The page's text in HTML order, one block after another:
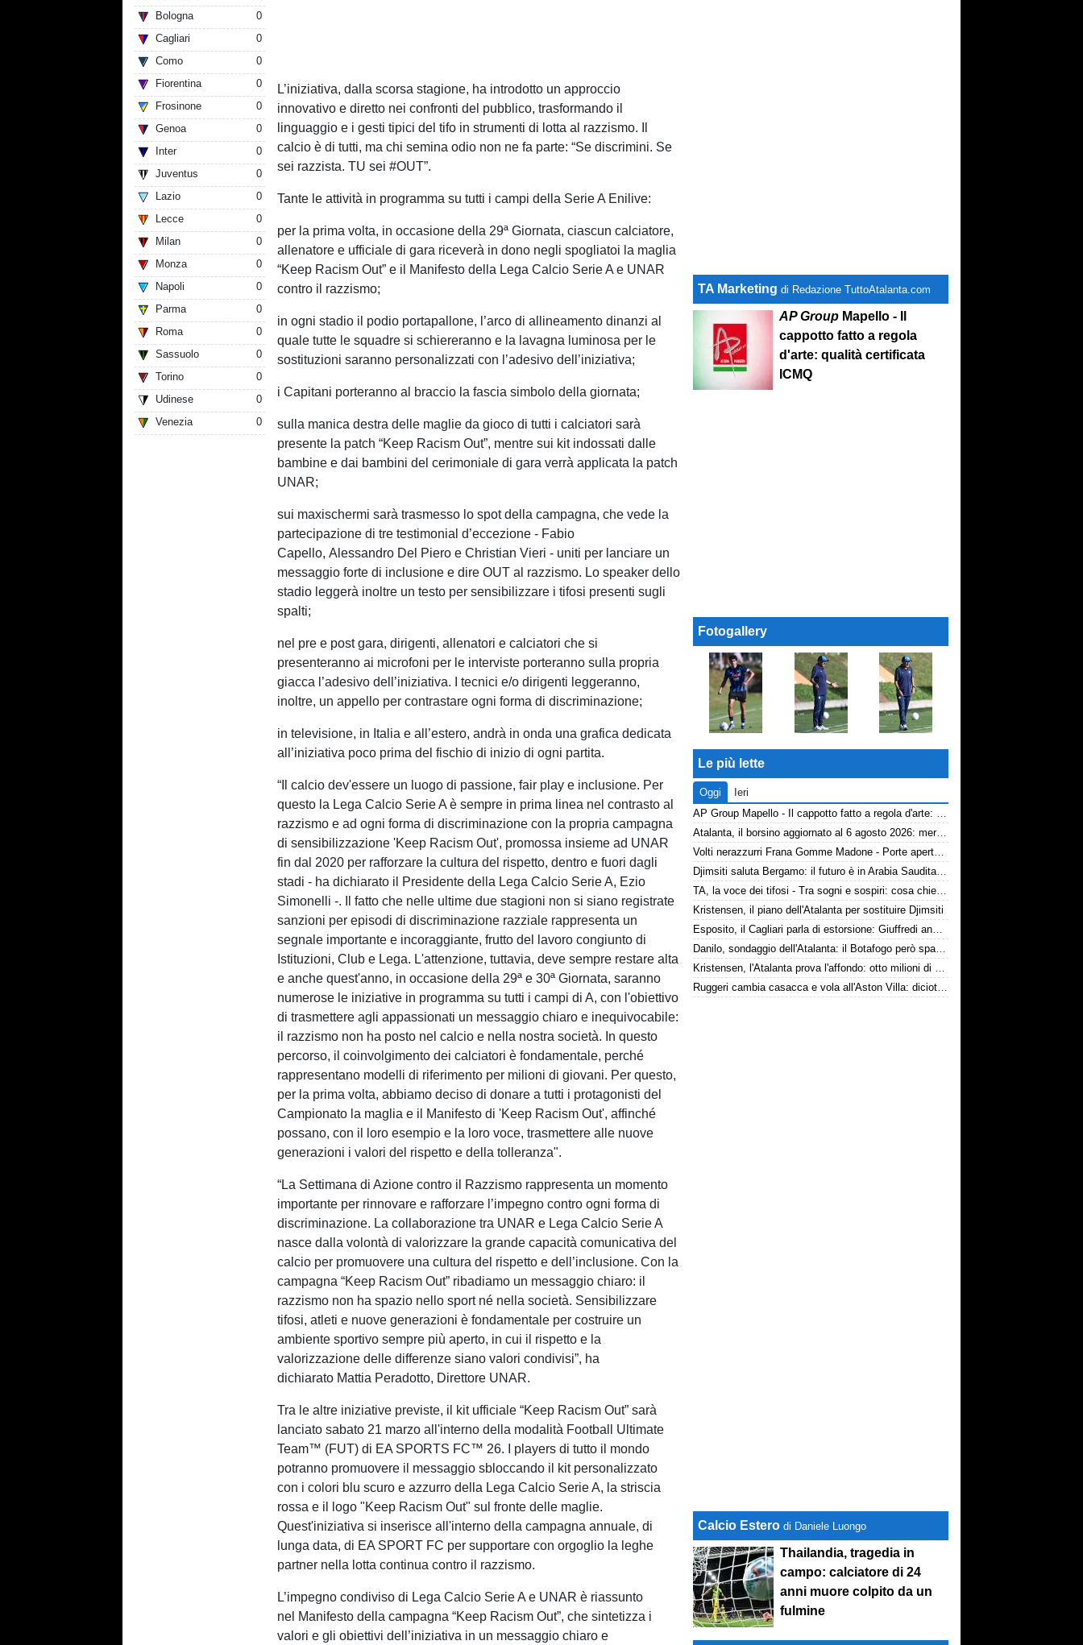
Bologna
0
Cagliari
0
Como
0
Fiorentina
0
Frosinone
0
Genoa
0
Inter
0
Juventus
0
Lazio
0
Lecce
0
Milan
0
Monza
0
Napoli
0
Parma
0
Roma
0
Sassuolo
0
Torino
0
Udinese
0
Venezia
0
L’iniziativa, dalla scorsa stagione, ha introdotto un approccio
innovativo e diretto nei confronti del pubblico, trasformando il
linguaggio e i gesti tipici del tifo in strumenti di lotta al razzismo. Il
calcio è di tutti, ma chi semina odio non ne fa parte: “Se discrimini. Se
sei razzista. TU sei #OUT”.
Tante le attività in programma su tutti i campi della Serie A Enilive:
per la prima volta, in occasione della 29ª Giornata, ciascun calciatore,
allenatore e ufficiale di gara riceverà in dono negli spogliatoi la maglia
“Keep Racism Out” e il Manifesto della Lega Calcio Serie A e UNAR
contro il razzismo;
in ogni stadio il podio portapallone, l’arco di allineamento dinanzi al
quale tutte le squadre si schiereranno e la lavagna luminosa per le
sostituzioni saranno personalizzati con l’adesivo dell’iniziativa;
i Capitani porteranno al braccio la fascia simbolo della giornata;
sulla manica destra delle maglie da gioco di tutti i calciatori sarà
presente la patch “Keep Racism Out”, mentre sui kit indossati dalle
bambine e dai bambini del cerimoniale di gara verrà applicata la patch
UNAR;
sui maxischermi sarà trasmesso lo spot della campagna, che vede la
partecipazione di tre testimonial d’eccezione - Fabio
Capello, Alessandro Del Piero e Christian Vieri - uniti per lanciare un
messaggio forte di inclusione e dire OUT al razzismo. Lo speaker dello
stadio leggerà inoltre un testo per sensibilizzare i tifosi presenti sugli
spalti;
nel pre e post gara, dirigenti, allenatori e calciatori che si
presenteranno ai microfoni per le interviste porteranno sulla propria
giacca l’adesivo dell’iniziativa. I tecnici e/o dirigenti leggeranno,
inoltre, un appello per contrastare ogni forma di discriminazione;
in televisione, in Italia e all’estero, andrà in onda una grafica dedicata
all’iniziativa poco prima del fischio di inizio di ogni partita.
“Il calcio dev'essere un luogo di passione, fair play e inclusione. Per
questo la Lega Calcio Serie A è sempre in prima linea nel contrasto al
razzismo e ad ogni forma di discriminazione con la propria campagna
di sensibilizzazione 'Keep Racism Out', promossa insieme ad UNAR
fin dal 2020 per rafforzare la cultura del rispetto, dentro e fuori dagli
stadi - ha dichiarato il Presidente della Lega Calcio Serie A, Ezio
Simonelli -. Il fatto che nelle ultime due stagioni non si siano registrate
sanzioni per episodi di discriminazione razziale rappresenta un
segnale importante e incoraggiante, frutto del lavoro congiunto di
Istituzioni, Club e Lega. L'attenzione, tuttavia, deve sempre restare alta
e anche quest'anno, in occasione della 29ª e 30ª Giornata, saranno
numerose le iniziative in programma su tutti i campi di A, con l'obiettivo
di trasmettere agli appassionati un messaggio chiaro e inequivocabile:
il razzismo non ha posto nel calcio e nella nostra società. In questo
percorso, il coinvolgimento dei calciatori è fondamentale, perché
rappresentano modelli di riferimento per milioni di giovani. Per questo,
per la prima volta, abbiamo deciso di donare a tutti i protagonisti del
Campionato la maglia e il Manifesto di 'Keep Racism Out', affinché
possano, con il loro esempio e la loro voce, trasmettere alle nuove
generazioni i valori del rispetto e della tolleranza".
“La Settimana di Azione contro il Razzismo rappresenta un momento
importante per rinnovare e rafforzare l’impegno contro ogni forma di
discriminazione. La collaborazione tra UNAR e Lega Calcio Serie A
nasce dalla volontà di valorizzare la grande capacità comunicativa del
calcio per promuovere una cultura del rispetto e dell’inclusione. Con la
campagna “Keep Racism Out” ribadiamo un messaggio chiaro: il
razzismo non ha spazio nello sport né nella società. Sensibilizzare
tifosi, atleti e nuove generazioni è fondamentale per costruire un
ambiente sportivo sempre più aperto, in cui il rispetto e la
valorizzazione delle differenze siano valori condivisi”, ha
dichiarato Mattia Peradotto, Direttore UNAR.
Tra le altre iniziative previste, il kit ufficiale “Keep Racism Out” sarà
lanciato sabato 21 marzo all'interno della modalità Football Ultimate
Team™ (FUT) di EA SPORTS FC™ 26. I players di tutto il mondo
potranno promuovere il messaggio sbloccando il kit personalizzato
con i colori blu scuro e azzurro della Lega Calcio Serie A, la striscia
rossa e il logo "Keep Racism Out" sul fronte delle maglie.
Quest'iniziativa si inserisce all'interno della campagna annuale, di
lunga data, di EA SPORT FC per supportare con orgoglio la leghe
partner nella lotta continua contro il razzismo.
L’impegno condiviso di Lega Calcio Serie A e UNAR è riassunto
nel Manifesto della campagna “Keep Racism Out”, che sintetizza i
valori e gli obiettivi dell’iniziativa in un messaggio chiaro e
TA Marketing di Redazione TuttoAtalanta.com
AP Group Mapello - Il
cappotto fatto a regola
d'arte: qualità certificata
ICMQ
Fotogallery
Le più lette
Oggi
Ieri
AP Group Mapello - Il cappotto fatto a regola d'arte: qualità certificata ICMQ
Atalanta, il borsino aggiornato al 6 agosto 2026: mercato in entrata ancora in stand-by. Si lavora sulle cessioni
Volti nerazzurri Frana Gomme Madone - Porte aperte alla New Balance Arena: i volti dei tifosi della Dea
Djimsiti saluta Bergamo: il futuro è in Arabia Saudita! Tre milioni e firma biennale
TA, la voce dei tifosi - Tra sogni e sospiri: cosa chiedono davvero i tifosi dell'Atalanta
Kristensen, il piano dell'Atalanta per sostituire Djimsiti
Esposito, il Cagliari parla di estorsione: Giuffredi annuncia denuncia
Danilo, sondaggio dell'Atalanta: il Botafogo però spara alto
Kristensen, l'Atalanta prova l'affondo: otto milioni di distanza
Ruggeri cambia casacca e vola all'Aston Villa: diciotto milioni più bonus
Calcio Estero di Daniele Luongo
Thailandia, tragedia in
campo: calciatore di 24
anni muore colpito da un
fulmine